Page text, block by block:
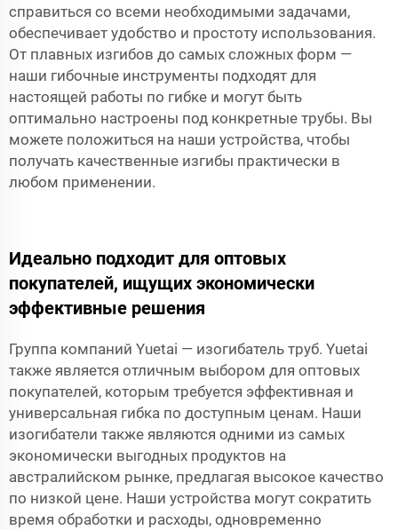
справиться со всеми необходимыми задачами,
обеспечивает удобство и простоту использования.
От плавных изгибов до самых сложных форм —
наши гибочные инструменты подходят для
настоящей работы по гибке и могут быть
оптимально настроены под конкретные трубы. Вы
можете положиться на наши устройства, чтобы
получать качественные изгибы практически в
любом применении.
Идеально подходит для оптовых
покупателей, ищущих экономически
эффективные решения
Группа компаний Yuetai — изогибатель труб. Yuetai
также является отличным выбором для оптовых
покупателей, которым требуется эффективная и
универсальная гибка по доступным ценам. Наши
изогибатели также являются одними из самых
экономически выгодных продуктов на
австралийском рынке, предлагая высокое качество
по низкой цене. Наши устройства могут сократить
время обработки и расходы, одновременно